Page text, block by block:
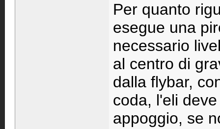
Per quanto
esegue una
necessario
al centro di
dalla flybar,
coda, l'eli
appoggio, se